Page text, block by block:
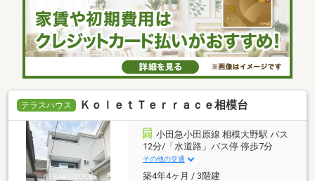
テラスハウス ＫｏｌｅｔＴｅｒｒａｃｅ相模台
小田急小田原線 相模大野駅 バス
12分/「水道路」バス停 停歩7分
その他の交通
築4年4ヶ月 / 3階建